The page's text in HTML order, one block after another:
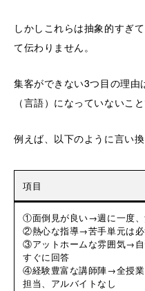
しかしこれらは抽象的すぎ
て伝わりません。
集客ができない3つ目の理
（言語）になっていないこと
例えば、以下のように言い換
項目
①面倒見が良い→週に一度、
②熱心な指導→苦手単元は必
③アットホームな雰囲気→自
すぐに回答
④経験豊富な講師陣→全授業
担当、アルバイトなし